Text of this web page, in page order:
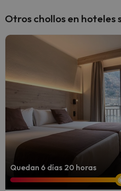
Otros chollos en hoteles
Quedan 6 días 20 horas